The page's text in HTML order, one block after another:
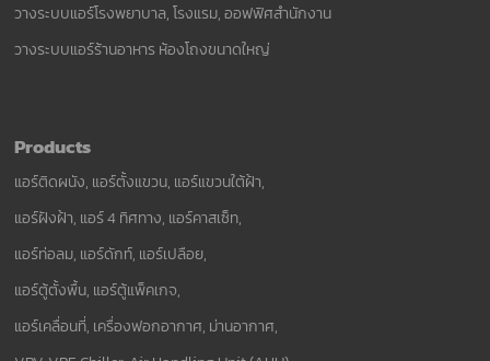
วางระบบแอร์โรงพยาบาล, โรงแรม, ออฟฟิศสำนักงาน
วางระบบแอร์ร้านอาหาร ห้องโถงขนาดใหญ่
Products
แอร์ติดผนัง, แอร์ตั้งแขวน, แอร์แขวนใต้ฝ้า,
แอร์ฝังฝ้า, แอร์ 4 ทิศทาง, แอร์คาสเซ็ท,
แอร์ท่อลม, แอร์ดักท์, แอร์เปลือย,
แอร์ตู้ตั้งพื้น, แอร์ตู้แพ็คเกจ,
แอร์เคลื่อนที่, เครื่องฟอกอากาศ, ม่านอากาศ,